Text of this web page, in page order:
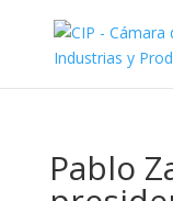
Pablo